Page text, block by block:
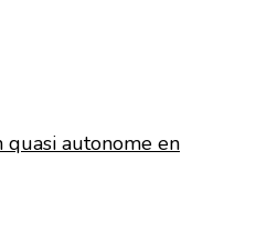
quasi autonome en